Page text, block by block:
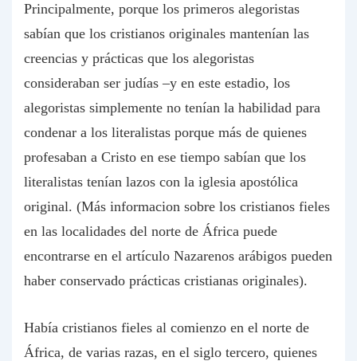
Principalmente, porque los primeros alegoristas
sabían que los cristianos originales mantenían las
creencias y prácticas que los alegoristas
consideraban ser judías –y en este estadio, los
alegoristas simplemente no tenían la habilidad para
condenar a los literalistas porque más de quienes
profesaban a Cristo en ese tiempo sabían que los
literalistas tenían lazos con la iglesia apostólica
original. (Más informacion sobre los cristianos fieles
en las localidades del norte de África puede
encontrarse en el artículo Nazarenos arábigos pueden
haber conservado prácticas cristianas originales).
Había cristianos fieles al comienzo en el norte de
África, de varias razas, en el siglo tercero, quienes